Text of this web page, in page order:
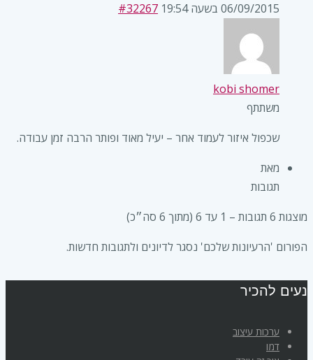
06/09/2015 בשעה 19:54
#32267
kobi shomer
משתתף
שכפול איזור לעמוד אחר – יעיל מאוד ופותר הרבה זמן עבודה.
מאת
תגובות
מוצגות 6 תגובות – 1 עד 6 (מתוך 6 סה״כ)
הפורום 'הרעיונות שלכם' נסגר לדיונים ולתגובות חדשות.
נעים להכיר
ערכות עיצוב
דמו